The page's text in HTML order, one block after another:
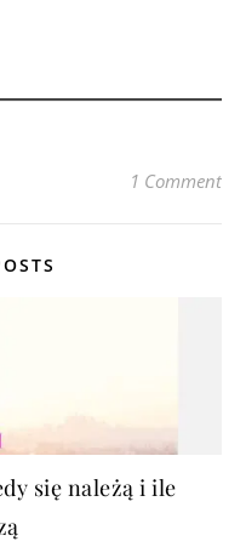
1 Comment
się należą i ile